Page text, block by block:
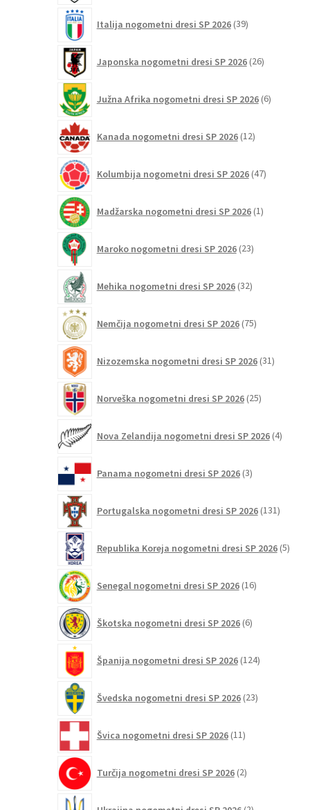
Italija nogometni dresi SP 2026 39izdelkov
Japonska nogometni dresi SP 2026 26izdelkov
Južna Afrika nogometni dresi SP 2026 6izdelkov
Kanada nogometni dresi SP 2026 12izdelkov
Kolumbija nogometni dresi SP 2026 47izdelkov
Madžarska nogometni dresi SP 2026 1izdelek
Maroko nogometni dresi SP 2026 23izdelkov
Mehika nogometni dresi SP 2026 32izdelkov
Nemčija nogometni dresi SP 2026 75izdelkov
Nizozemska nogometni dresi SP 2026 31izdelkov
Norveška nogometni dresi SP 2026 25izdelkov
Nova Zelandija nogometni dresi SP 2026 4izdelki
Panama nogometni dresi SP 2026 3izdelki
Portugalska nogometni dresi SP 2026 131
Republika Koreja nogometni dresi SP 2026 5
Senegal nogometni dresi SP 2026 16izdelkov
Škotska nogometni dresi SP 2026 6izdelkov
Španija nogometni dresi SP 2026 124izdelkov
Švedska nogometni dresi SP 2026 23izdelkov
Švica nogometni dresi SP 2026 11izdelkov
Turčija nogometni dresi SP 2026 2izdelka